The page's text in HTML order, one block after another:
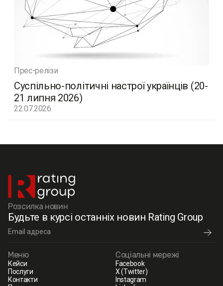
Прес-релізи
Суспільно-політичні настрої українців (20-
21 липня 2026)
22.07.2026
Розсилка новин
Будьте в курсі останніх новин Rating Group
Меню
Кейси
Послуги
Контакти
Соціальні мережі
Facebook
X (Twitter)
Instagram